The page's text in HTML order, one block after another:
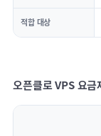
적합 대상
오픈클로 VPS 요금